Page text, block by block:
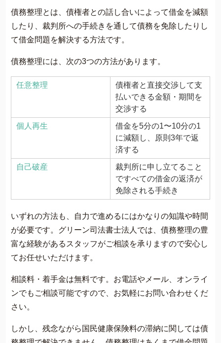
債務整理とは、債権者との話し合いによって借金を減額
したり、裁判所への手続きを通して債務を免除したりし
て借金問題を解決する方法です。
債務整理には、次の3つの方法があります。
任意整理
債権者と直接交渉して支
払いできる金額・期間を
交渉する
個人再生
借金を5分の1〜10分の1
に減額し、原則3年で返
済する
自己破産
裁判所に申し立てること
ですべての借金の返済が
免除される手続き
いずれの方法も、自力で進めるにはかなりの知識や時間
が必要です。グリーン司法書士法人では、債務整理の豊
富な経験があるスタッフがご相談を承りますので安心し
てお任せいただけます。
相談料・着手金は無料です。お電話やメール、オンライ
ンでもご相談可能ですので、お気軽にお問い合わせくだ
さい。
しかし、残念ながら国民健康保険料の滞納に関しては債